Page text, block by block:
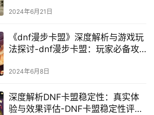
2024年6月21日
《dnf漫步卡盟》深度解析与游戏玩
法探讨-dnf漫步卡盟：玩家必备攻
2024年6月8日
深度解析DNF卡盟稳定性：真实体
验与效果评估-DNF卡盟稳定性评测